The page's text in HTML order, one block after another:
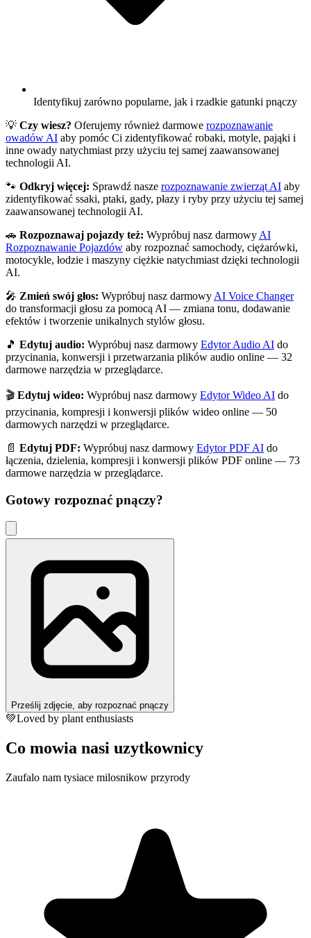
Identyfikuj zarówno popularne, jak i rzadkie gatunki pnączy
💡 Czy wiesz? Oferujemy również darmowe rozpoznawanie
owadów AI aby pomóc Ci zidentyfikować robaki, motyle, pająki i
inne owady natychmiast przy użyciu tej samej zaawansowanej
technologii AI.
🐾 Odkryj więcej: Sprawdź nasze rozpoznawanie zwierząt AI aby
zidentyfikować ssaki, ptaki, gady, płazy i ryby przy użyciu tej samej
zaawansowanej technologii AI.
🚗 Rozpoznawaj pojazdy też: Wypróbuj nasz darmowy AI
Rozpoznawanie Pojazdów aby rozpoznać samochody, ciężarówki,
motocykle, łodzie i maszyny ciężkie natychmiast dzięki technologii
AI.
🎤 Zmień swój głos: Wypróbuj nasz darmowy AI Voice Changer
do transformacji głosu za pomocą AI — zmiana tonu, dodawanie
efektów i tworzenie unikalnych stylów głosu.
🎵 Edytuj audio: Wypróbuj nasz darmowy Edytor Audio AI do
przycinania, konwersji i przetwarzania plików audio online — 32
darmowe narzędzia w przeglądarce.
🎬 Edytuj wideo: Wypróbuj nasz darmowy Edytor Wideo AI do
przycinania, kompresji i konwersji plików wideo online — 50
darmowych narzędzi w przeglądarce.
📄 Edytuj PDF: Wypróbuj nasz darmowy Edytor PDF AI do
łączenia, dzielenia, kompresji i konwersji plików PDF online — 73
darmowe narzędzia w przeglądarce.
Gotowy rozpoznać pnączy?
Prześlij zdjęcie, aby rozpoznać pnączy
💚Loved by plant enthusiasts
Co mowia nasi uzytkownicy
Zaufalo nam tysiace milosnikow przyrody